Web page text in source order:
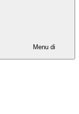
Menu di